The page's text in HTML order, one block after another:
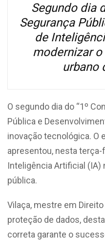
Segundo dia
Segurança
de
modernizar
urbano
O segundo dia do “1º
Pública e
inovação tecnológica. O
apresentou, nesta
Inteligência Artificial (IA)
pública.
Vilaça, mestre em
proteção de dados,
correta garante o